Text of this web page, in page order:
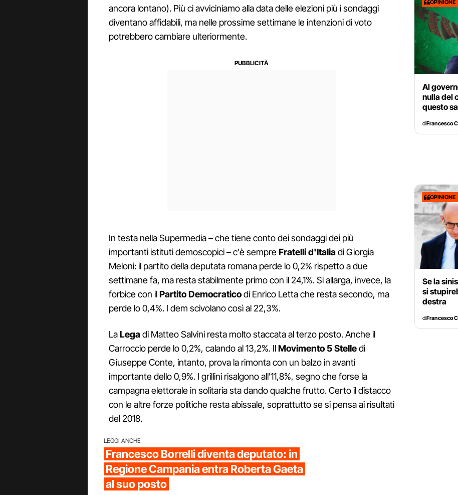
ancora lontano). Più ci avviciniamo alla data delle elezioni più i sondaggi
diventano affidabili, ma nelle prossime settimane le intenzioni di voto
potrebbero cambiare ulteriormente.
In testa nella Supermedia – che tiene conto dei sondaggi dei più
importanti istituti demoscopici – c'è sempreFratelli d'Italiadi Giorgia
Meloni: il partito della deputata romana perde lo 0,2% rispetto a due
settimane fa, ma resta stabilmente primo con il 24,1%. Si allarga, invece, la
forbice con ilPartito Democraticodi Enrico Letta che resta secondo, ma
perde lo 0,4%. I dem scivolano così al 22,3%.
LaLegadi Matteo Salvini resta molto staccata al terzo posto. Anche il
Carroccio perde lo 0,2%, calando al 13,2%. IlMovimento 5 Stelledi
Giuseppe Conte, intanto, prova la rimonta con un balzo in avanti
importante dello 0,9%. I grillini risalgono all'11,8%, segno che forse la
campagna elettorale in solitaria sta dando qualche frutto. Certo il distacco
con le altre forze politiche resta abissale, soprattutto se si pensa ai risultati
del 2018.
LEGGI ANCHE
Francesco Borrelli diventa deputato: in
Regione Campania entra Roberta Gaeta
al suo posto
OPINIONE
Al
nulla del
questo
diFrancesco
OPINIONE
Se la
si
destra
diFrancesco